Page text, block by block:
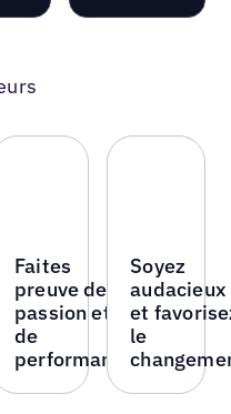
Faites
preuve de
passion et
de
performance
Soyez
audacieux
et
le